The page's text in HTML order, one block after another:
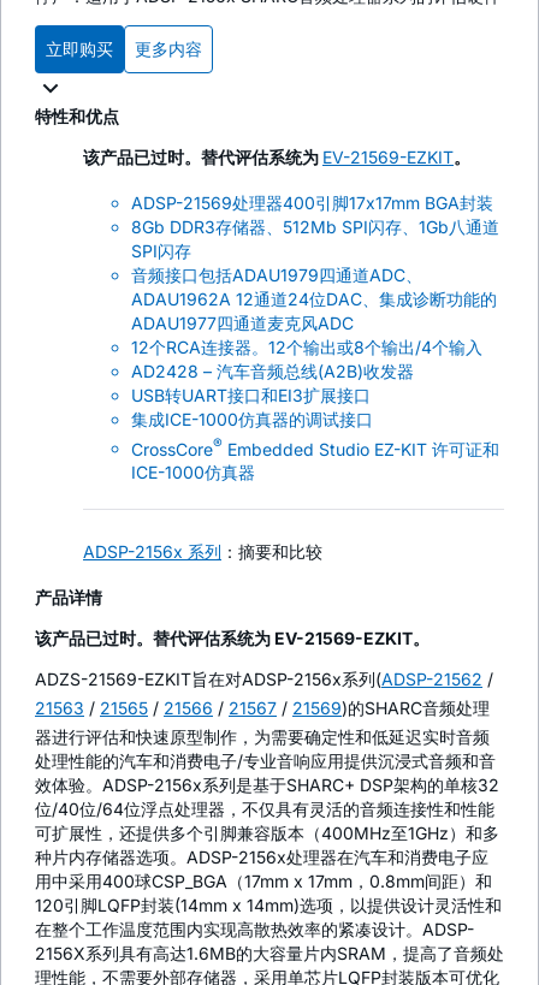
立即购买 更多内容
特性和优点
该产品已过时。替代评估系统为 EV-21569-EZKIT。
ADSP-21569处理器400引脚17x17mm BGA封装
8Gb DDR3存储器、512Mb SPI闪存、1Gb八通道
SPI闪存
音频接口包括ADAU1979四通道ADC、
ADAU1962A 12通道24位DAC、集成诊断功能的
ADAU1977四通道麦克风ADC
12个RCA连接器。12个输出或8个输出/4个输入
AD2428 – 汽车音频总线(A2B)收发器
USB转UART接口和EI3扩展接口
集成ICE-1000仿真器的调试接口
CrossCore® Embedded Studio EZ-KIT 许可证和
ICE-1000仿真器
ADSP-2156x 系列 ：摘要和比较
产品详情
该产品已过时。替代评估系统为 EV-21569-EZKIT。
ADZS-21569-EZKIT旨在对ADSP-2156x系列(ADSP-21562 /
21563 / 21565 / 21566 / 21567 / 21569)的SHARC音频处理
器进行评估和快速原型制作，为需要确定性和低延迟实时音频
处理性能的汽车和消费电子/专业音响应用提供沉浸式音频和音
效体验。ADSP-2156x系列是基于SHARC+ DSP架构的单核32
位/40位/64位浮点处理器，不仅具有灵活的音频连接性和性能
可扩展性，还提供多个引脚兼容版本（400MHz至1GHz）和多
种片内存储器选项。ADSP-2156x处理器在汽车和消费电子应
用中采用400球CSP_BGA（17mm x 17mm，0.8mm间距）和
120引脚LQFP封装(14mm x 14mm)选项，以提供设计灵活性和
在整个工作温度范围内实现高散热效率的紧凑设计。ADSP-
2156X系列具有高达1.6MB的大容量片内SRAM，提高了音频处
理性能，不需要外部存储器，采用单芯片LQFP封装版本可优化